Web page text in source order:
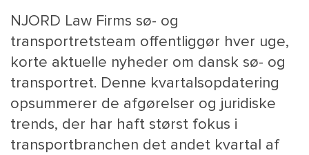
NJORD Law Firms sø- og
transportretsteam offentliggør hver uge,
korte aktuelle nyheder om dansk sø- og
transportret. Denne kvartalsopdatering
opsummerer de afgørelser og juridiske
trends, der har haft størst fokus i
transportbranchen det andet kvartal af